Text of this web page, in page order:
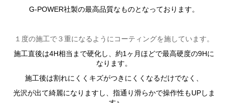
G-POWER社製の最高品質なものとなっております。
１度の施工で３重になるようにコーティングを施しています。
施工直後は4H相当まで硬化し、約1ヶ月ほどで最高硬度の9Hに
なります。
施工後は割れにくくキズがつきにくくなるだけでなく、
光沢が出て綺麗になりますし、指通り滑らかで操作性もUPしま